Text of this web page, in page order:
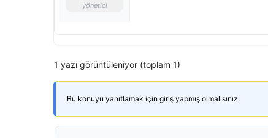
yönetici
1 yazı görüntüleniyor (toplam 1)
Bu konuyu yanıtlamak için giriş yapmış olmalısınız.